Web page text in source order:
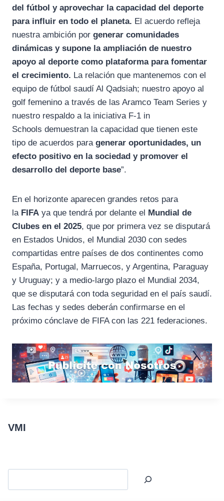
del fútbol y aprovechar la capacidad del deporte
para influir en todo el planeta. El acuerdo refleja
nuestra ambición por generar comunidades
dinámicas y supone la ampliación de nuestro
apoyo al deporte como plataforma para fomentar
el crecimiento. La relación que mantenemos con el
equipo de fútbol saudí Al Qadsiah; nuestro apoyo al
golf femenino a través de las Aramco Team Series y
nuestro respaldo a la iniciativa F-1 in
Schools demuestran la capacidad que tienen este
tipo de acuerdos paragenerar oportunidades, un
efecto positivo en la sociedad y promover el
desarrollo del deporte base”.
En el horizonte aparecen grandes retos para
la FIFA ya que tendrá por delante el Mundial de
Clubes en el 2025, que por primera vez se disputará
en Estados Unidos, el Mundial 2030 con sedes
compartidas entre países de dos continentes como
España, Portugal, Marruecos, y Argentina, Paraguay
y Uruguay; y a medio-largo plazo el Mundial 2034,
que se disputará con toda seguridad en el país saudí.
Las fechas y sedes deberán confirmarse en el
próximo cónclave de FIFA con las 221 federaciones.
VMI